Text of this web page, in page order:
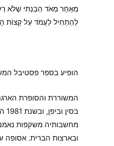
מְאֻחָר מְאֹד הֵבַנְתִּי שֶׁלֹּא
לְהַתְחִיל לַעֲמֹד עַל קְצוֹת
הופיע בספר פסטיבל
מחשבותיה משקפות
ובארצות הברית. אסופה